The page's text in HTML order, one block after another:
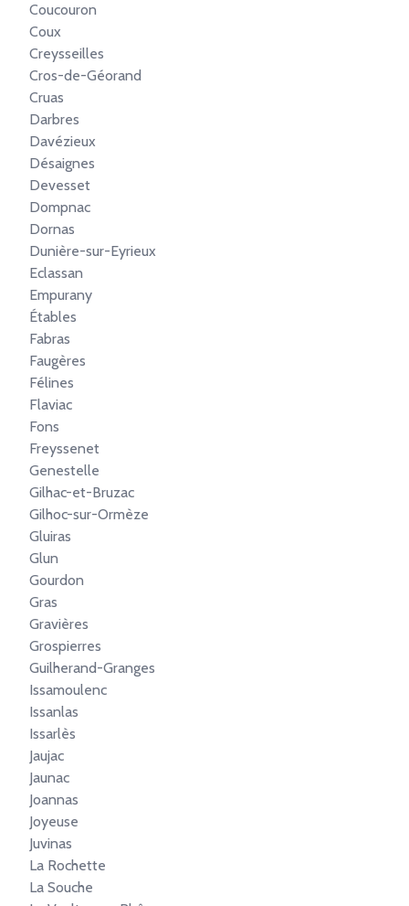
Coucouron
Coux
Creysseilles
Cros-de-Géorand
Cruas
Darbres
Davézieux
Désaignes
Devesset
Dompnac
Dornas
Dunière-sur-Eyrieux
Eclassan
Empurany
Étables
Fabras
Faugères
Félines
Flaviac
Fons
Freyssenet
Genestelle
Gilhac-et-Bruzac
Gilhoc-sur-Ormèze
Gluiras
Glun
Gourdon
Gras
Gravières
Grospierres
Guilherand-Granges
Issamoulenc
Issanlas
Issarlès
Jaujac
Jaunac
Joannas
Joyeuse
Juvinas
La Rochette
La Souche